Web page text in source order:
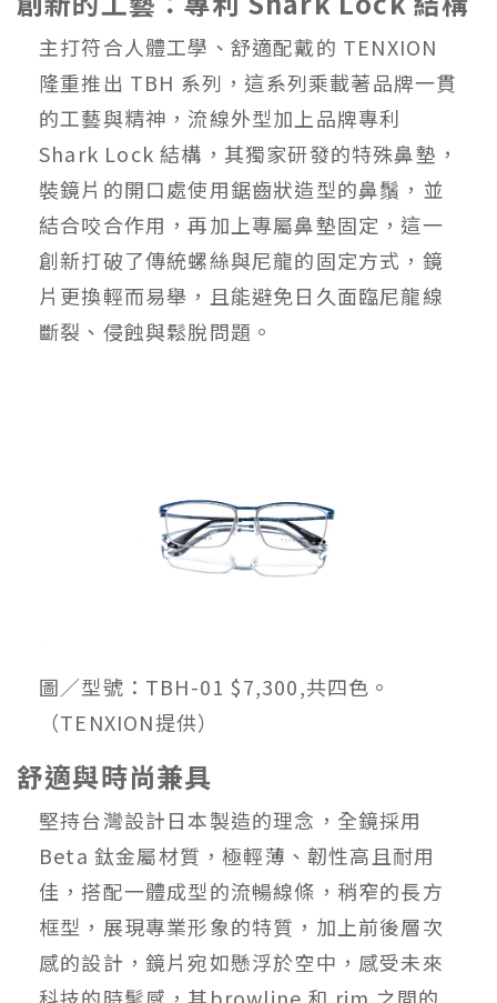
主打符合人體工學、舒適配戴的 TENXION
隆重推出 TBH 系列，這系列乘載著品牌一貫
的工藝與精神，流線外型加上品牌專利
Shark Lock 結構，其獨家研發的特殊鼻墊，
裝鏡片的開口處使用鋸齒狀造型的鼻鬚，並
結合咬合作用，再加上專屬鼻墊固定，這一
創新打破了傳統螺絲與尼龍的固定方式，鏡
片更換輕而易舉，且能避免日久面臨尼龍線
斷裂、侵蝕與鬆脫問題。
圖／型號：TBH-01 $7,300,共四色。
（TENXION提供）
舒適與時尚兼具
堅持台灣設計日本製造的理念，全鏡採用
Beta 鈦金屬材質，極輕薄、韌性高且耐用
佳，搭配一體成型的流暢線條，稍窄的長方
框型，展現專業形象的特質，加上前後層次
感的設計，鏡片宛如懸浮於空中，感受未來